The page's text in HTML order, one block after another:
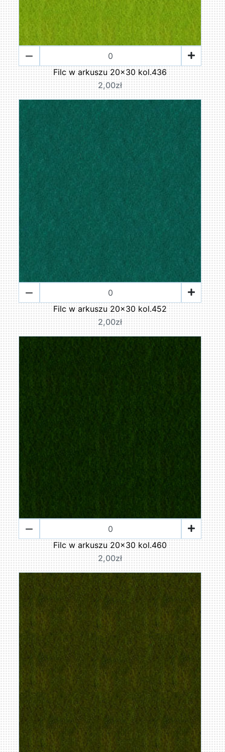
Filc w arkuszu 20x30 kol.436
2,00zł
Filc w arkuszu 20x30 kol.452
2,00zł
Filc w arkuszu 20x30 kol.460
2,00zł